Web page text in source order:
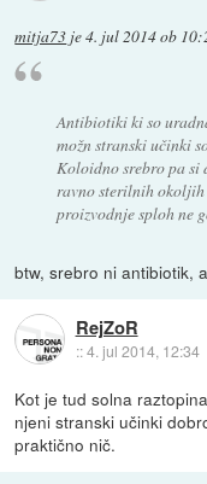
mitja73 je4. jul 2014 ob
Antibiotiki ki so
možn stranski učinki
Koloidno srebro pa si
ravno sterilnih okoljih
proizvodnje sploh ne
btw, srebro ni antibiotik,
RejZoR
::4. jul 2014, 12:34
Kot je tud solna
njeni stranski učinki
praktično nič.